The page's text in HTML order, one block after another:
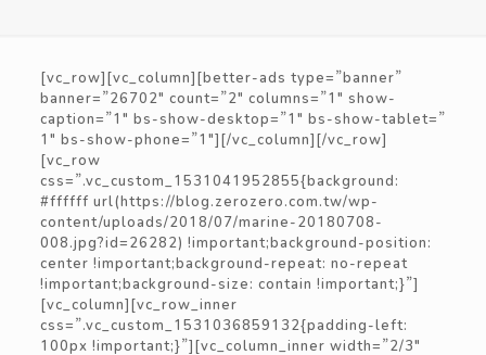
[vc_row][vc_column][better-ads type=”banner”
banner=”26702″ count=”2″ columns=”1″ show-
caption=”1″ bs-show-desktop=”1″ bs-show-tablet=”
1″ bs-show-phone=”1″][/vc_column][/vc_row]
[vc_row
css=”.vc_custom_1531041952855{background:
#ffffff url(https://blog.zerozero.com.tw/wp-
content/uploads/2018/07/marine-20180708-
008.jpg?id=26282) !important;background-position:
center !important;background-repeat: no-repeat
!important;background-size: contain !important;}”]
[vc_column][vc_row_inner
css=”.vc_custom_1531036859132{padding-left:
100px !important;}”][vc_column_inner width=”2/3″